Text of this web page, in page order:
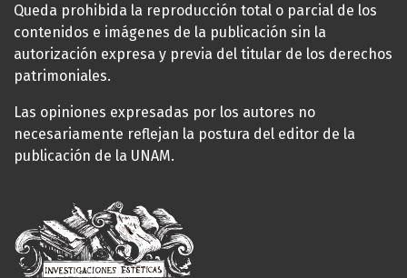
Queda prohibida la reproducción total o parcial de los
contenidos e imágenes de la publicación sin la
autorización expresa y previa del titular de los derechos
patrimoniales.
Las opiniones expresadas por los autores no
necesariamente reflejan la postura del editor de la
publicación de la UNAM.